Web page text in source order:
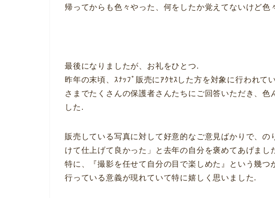
帰ってからも色々やった、何をしたか覚えてないけど色
最後になりましたが、お礼をひとつ.
昨年の末頃、ｽﾅｯﾌﾟ販売にｱｸｾｽした方を対象に行われて
さまでたくさんの保護者さんたちにご回答いただき、色
した.
販売している写真に対して好意的なご意見ばかりで、の
けて仕上げて良かった」と去年の自分を褒めてあげまし
特に、『撮影を任せて自分の目で楽しめた』という幾つ
行っている意義が現れていて特に嬉しく思いました.